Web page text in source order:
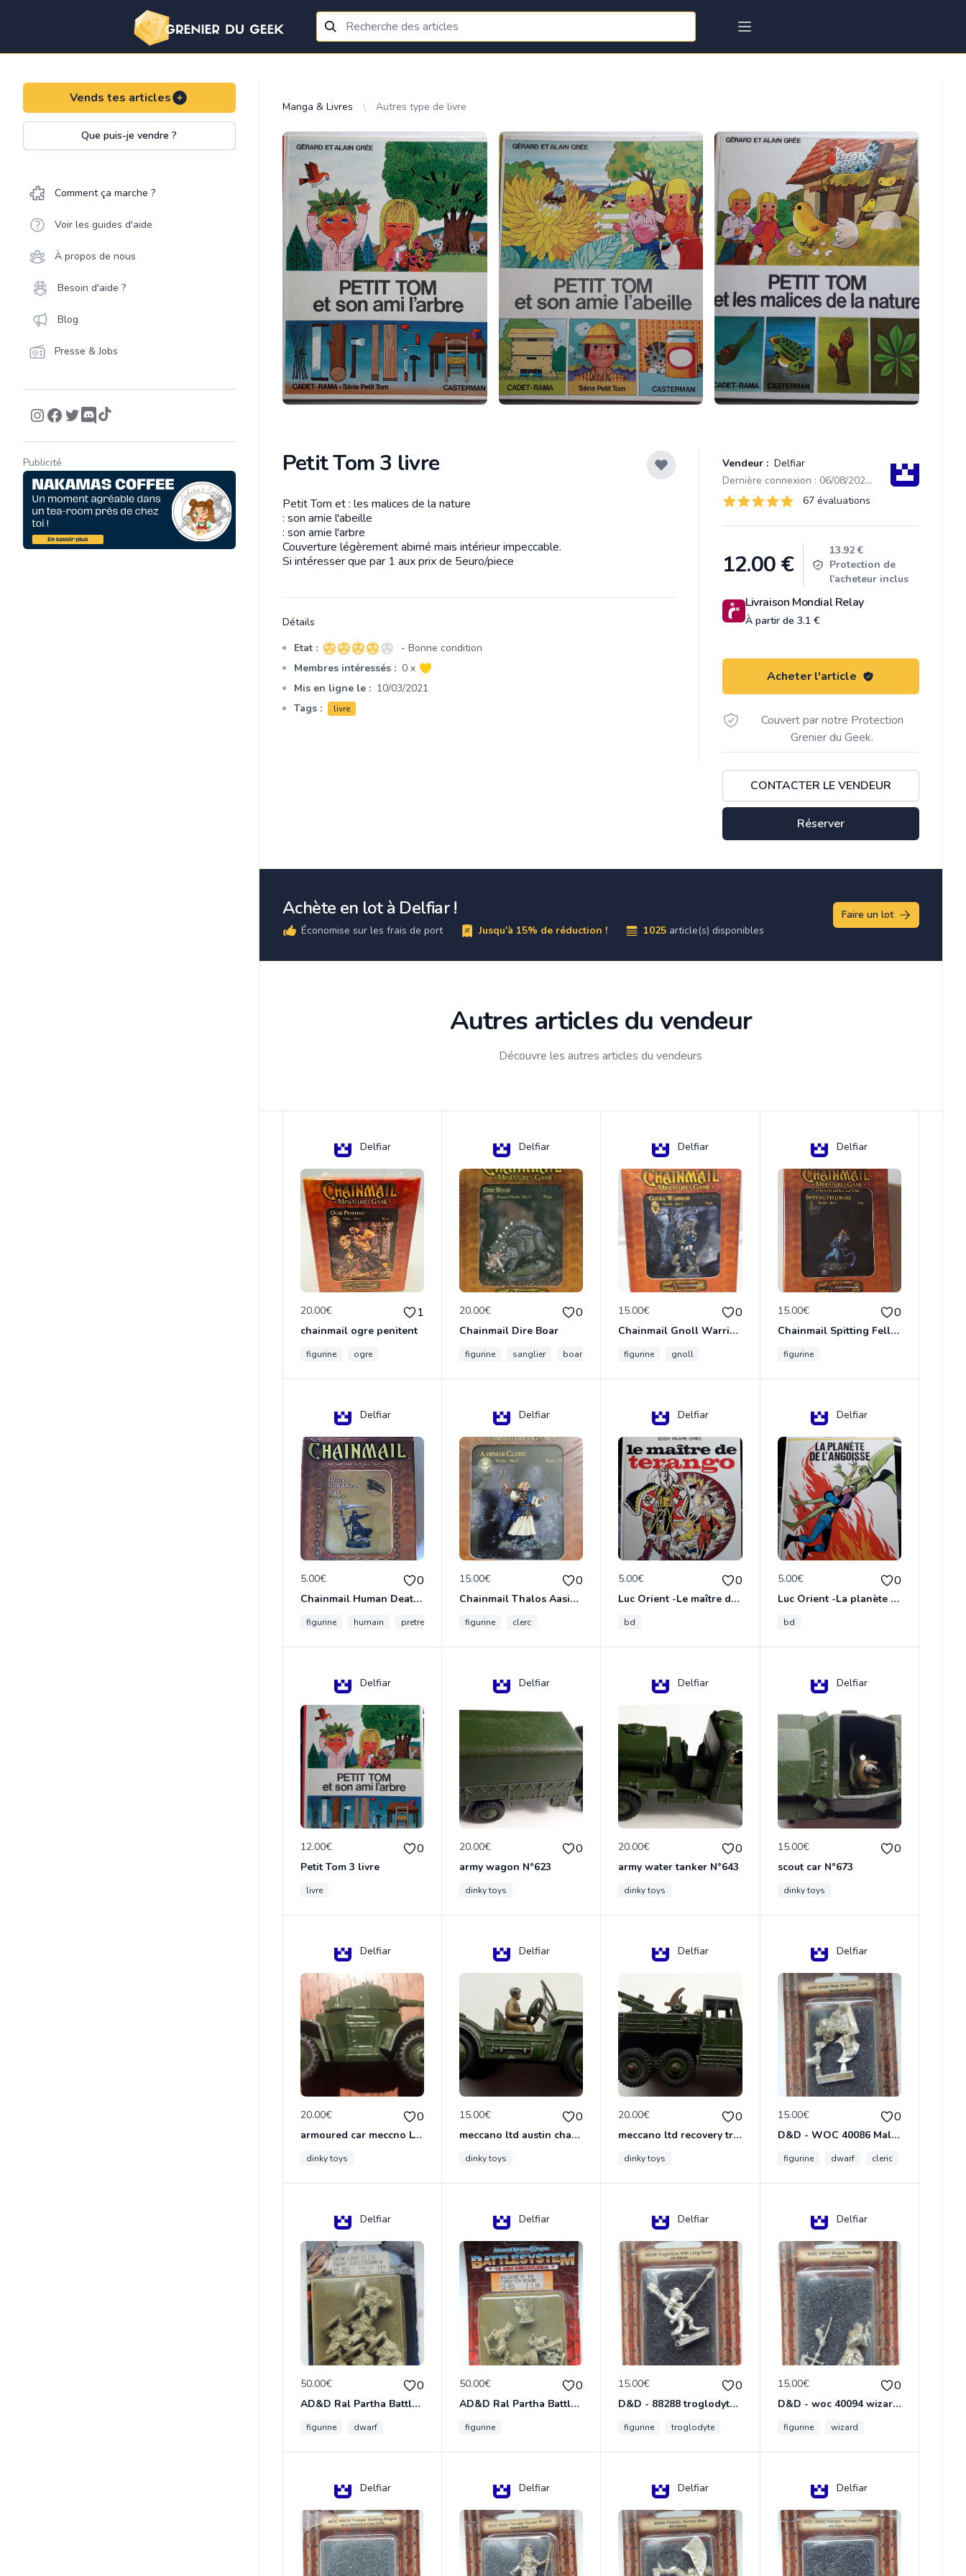
Vends tes articles
Que puis-je vendre ?
Comment ça marche ?
Voir les guides d'aide
À propos de nous
Besoin d'aide ?
Blog
Presse & Jobs
Publicité
Manga & Livres Autres type de livre
Petit Tom 3 livre Vendeur : Delfiar
Dernière connexion : 06/08/2026 14:14
Évaluations
67 sur 5 étoiles 67 évaluations
12.00€
13.92 €
Protection de
l'acheteur inclus
Livraison Mondial Relay
À partir de 3.1 €
Acheter l'article
Couvert par notre Protection
Grenier du Geek.
CONTACTER LE VENDEUR
Réserver
Description
Petit Tom et : les malices de la nature
: son amie l'abeille
: son amie l'arbre
Couverture légèrement abimé mais intérieur impeccable.
Si intéresser que par 1 aux prix de 5euro/piece
Détails
Etat : 4 sur 5 étoiles
- Bonne condition
Membres intéressés : 0 x
Mis en ligne le : 10/03/2021
Tags :
livre
Achète en lot à Delfiar !
Économise sur les frais de port Jusqu'à 15% de réduction ! 1025 article(s) disponibles
Faire un lot
Autres articles du vendeur
Découvre les autres articles du vendeurs
Delfiar
20.00€ 1
chainmail ogre penitent
figurine ogre
Delfiar
20.00€ 0
Chainmail Dire Boar
figurine sanglier boar
Delfiar
15.00€ 0
Chainmail Gnoll Warrior Dungeons & Dragons
figurine gnoll
Delfiar
15.00€ 0
Chainmail Spitting Felldrake
figurine
Delfiar
5.00€ 0
Chainmail Human Death Cleric
figurine humain pretre
Delfiar
15.00€ 0
Chainmail Thalos Aasimar Cleric
figurine clerc
Delfiar
5.00€ 0
Luc Orient -Le maître de terango
bd
Delfiar
5.00€ 0
Luc Orient -La planète de l'angoisse
bd
Delfiar
12.00€ 0
Petit Tom 3 livre
livre
Delfiar
20.00€ 0
army wagon N°623
dinky toys
Delfiar
20.00€ 0
army water tanker N°643
dinky toys
Delfiar
15.00€ 0
scout car N°673
dinky toys
Delfiar
20.00€ 0
armoured car meccno LTD N°670
dinky toys
Delfiar
15.00€ 0
meccano ltd austin champ N°674
dinky toys
Delfiar
20.00€ 0
meccano ltd recovery tractor N°661
dinky toys
Delfiar
15.00€ 0
D&D - WOC 40086 Male Dwarven Cleric Miniature - Donjons Dragons
figurine dwarf cleric
Delfiar
50.00€ 0
AD&D Ral Partha Battlesystem Miniatures Pack Iron Lord Dwarf Crossbowmen 11-854
figurine dwarf
Delfiar
50.00€ 0
AD&D Ral Partha Battlesystem Villains/Forgotten Realms 11-955 Miniatures
figurine
Delfiar
15.00€ 0
D&D - 88288 troglodyte with long Miniature - Donjons Dragons
figurine troglodyte
Delfiar
15.00€ 0
D&D - woc 40094 wizard human male Miniature - Donjons Dragons
figurine wizard
Delfiar Delfiar Delfiar Delfiar